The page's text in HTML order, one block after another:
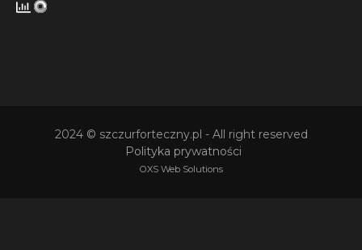
2024 © szczurforteczny.pl - All right reserved
Polityka prywatności
OXS Web Solutions